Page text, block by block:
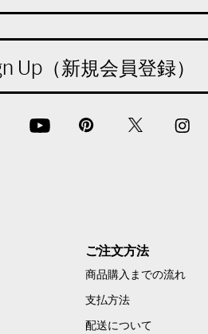
Up（新規会員登録）
ご注文方法
商品購入までの流れ
支払方法
配送について